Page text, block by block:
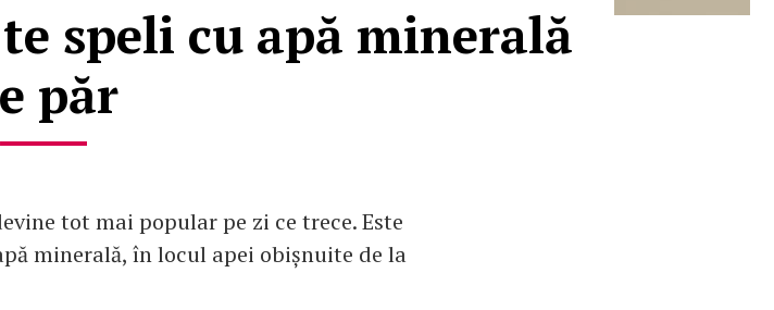
speli cu apă minerală
păr
tot mai popular pe zi ce trece. Este
minerală, în locul apei obișnuite de la